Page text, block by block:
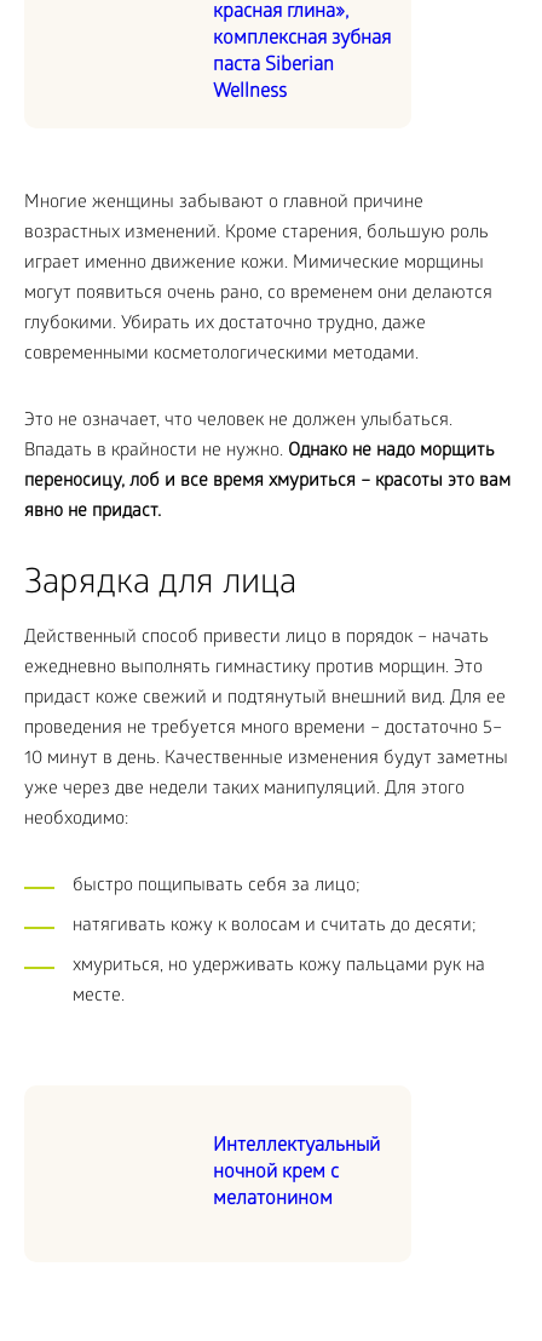
красная глина»,
комплексная зубная
паста Siberian
Wellness
Многие женщины забывают о главной причине
возрастных изменений. Кроме старения, большую роль
играет именно движение кожи. Мимические морщины
могут появиться очень рано, со временем они делаются
глубокими. Убирать их достаточно трудно, даже
современными косметологическими методами.
Это не означает, что человек не должен улыбаться.
Впадать в крайности не нужно. Однако не надо морщить
переносицу, лоб и все время хмуриться – красоты это вам
явно не придаст.
Зарядка для лица
Действенный способ привести лицо в порядок – начать
ежедневно выполнять гимнастику против морщин. Это
придаст коже свежий и подтянутый внешний вид. Для ее
проведения не требуется много времени – достаточно 5–
10 минут в день. Качественные изменения будут заметны
уже через две недели таких манипуляций. Для этого
необходимо:
быстро пощипывать себя за лицо;
натягивать кожу к волосам и считать до десяти;
хмуриться, но удерживать кожу пальцами рук на
месте.
Интеллектуальный
ночной крем с
мелатонином